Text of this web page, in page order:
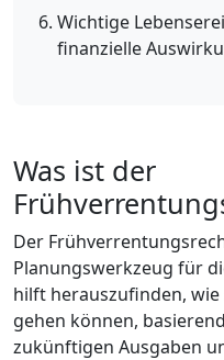
Wichtige
finanzielle
Was ist der
Der
Planungswerkzeug für
hilft herauszufinden, wie
gehen können,
zukünftigen Ausgaben